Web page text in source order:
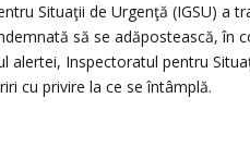
Situaţii de Urgenţă (IGSU) a
să se adăpostească, în
alertei, Inspectoratul pentru
cu privire la ce se întâmplă.